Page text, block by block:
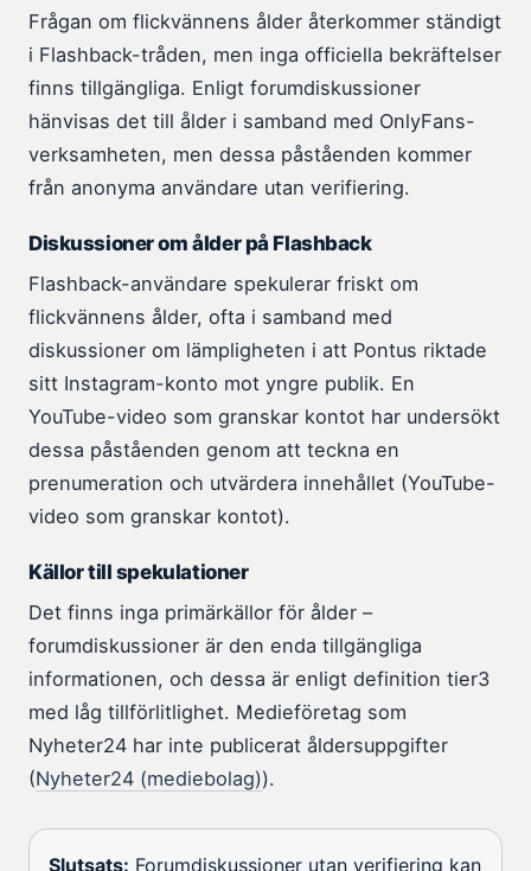
Frågan om flickvännens ålder återkommer ständigt
i Flashback-tråden, men inga officiella bekräftelser
finns tillgängliga. Enligt forumdiskussioner
hänvisas det till ålder i samband med OnlyFans-
verksamheten, men dessa påståenden kommer
från anonyma användare utan verifiering.
Diskussioner om ålder på Flashback
Flashback-användare spekulerar friskt om
flickvännens ålder, ofta i samband med
diskussioner om lämpligheten i att Pontus riktade
sitt Instagram-konto mot yngre publik. En
YouTube-video som granskar kontot har undersökt
dessa påståenden genom att teckna en
prenumeration och utvärdera innehållet (YouTube-
video som granskar kontot).
Källor till spekulationer
Det finns inga primärkällor för ålder –
forumdiskussioner är den enda tillgängliga
informationen, och dessa är enligt definition tier3
med låg tillförlitlighet. Medieföretag som
Nyheter24 har inte publicerat åldersuppgifter
(Nyheter24 (mediebolag)).
Slutsats: Forumdiskussioner utan verifiering kan